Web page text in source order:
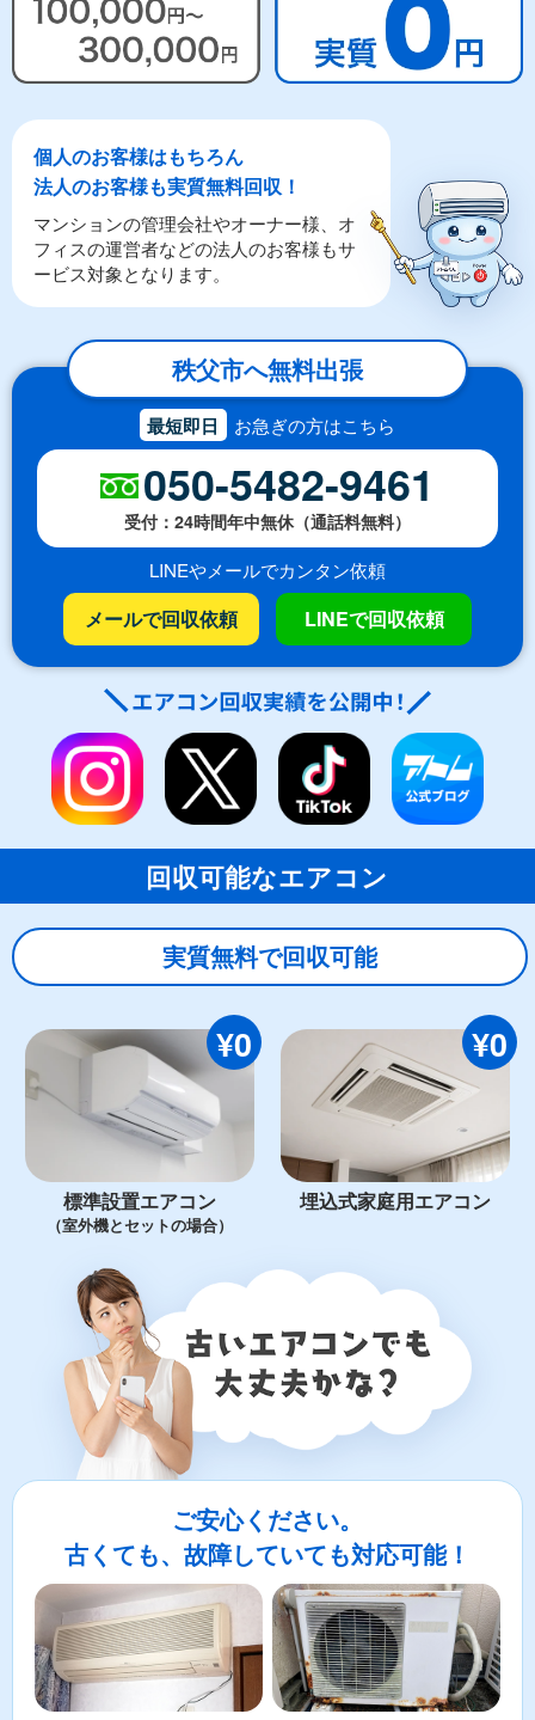
個人のお客様はもちろん
法人のお客様も実質無料回収！
マンションの管理会社やオーナー様、オ
フィスの運営者などの法人のお客様もサ
ービス対象となります。
秩父市へ無料出張
最短即日 お急ぎの方はこちら
050-5482-9461
受付：24時間年中無休（通話料無料）
LINEやメールでカンタン依頼
メールで回収依頼 LINEで回収依頼
回収可能なエアコン
実質無料で回収可能
¥0
標準設置エアコン
（室外機とセットの場合）
¥0
埋込式家庭用エアコン
ご安心ください。
古くても、故障していても対応可能！